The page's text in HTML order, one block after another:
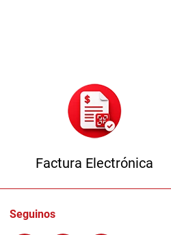
Factura Electrónica
Seguinos